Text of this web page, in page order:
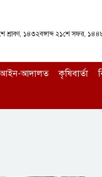
শ্রাবণ, ১৪৩২বঙ্গাব্দ ২১শে সফর,
আইন-আদালত কৃষিবার্তা